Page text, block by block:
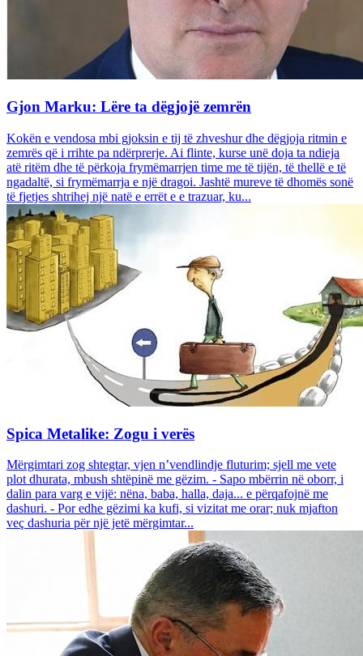
Gjon Marku: Lëre ta dëgjojë zemrën
Kokën e vendosa mbi gjoksin e tij të zhveshur dhe dëgjoja ritmin e
zemrës që i rrihte pa ndërprerje. Ai flinte, kurse unë doja ta ndieja
atë ritëm dhe të përkoja frymëmarrjen time me të tijën, të thellë e të
ngadaltë, si frymëmarrja e një dragoi. Jashtë mureve të dhomës sonë
të fjetjes shtrihej një natë e errët e e trazuar, ku...
Spica Metalike: Zogu i verës
Mërgimtari zog shtegtar, vjen n’vendlindje fluturim; sjell me vete
plot dhurata, mbush shtëpinë me gëzim. - Sapo mbërrin në oborr, i
dalin para varg e vijë: nëna, baba, halla, daja... e përqafojnë me
dashuri. - Por edhe gëzimi ka kufi, si vizitat me orar; nuk mjafton
veç dashuria për një jetë mërgimtar...